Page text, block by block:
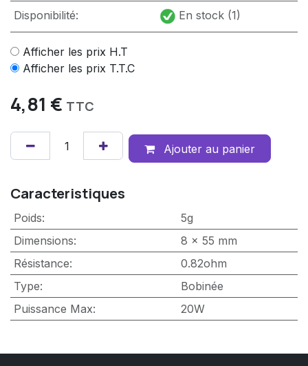
Disponibilité: En stock (1)
Afficher les prix H.T
Afficher les prix T.T.C
4,81 € TTC
Ajouter au panier
Caracteristiques
Poids:
5g
Dimensions:
8 x 55 mm
Résistance:
0.82ohm
Type:
Bobinée
Puissance Max: 20W